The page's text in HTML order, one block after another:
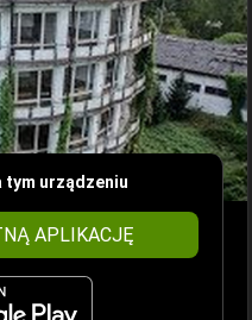
tym urządzeniu
APLIKACJĘ